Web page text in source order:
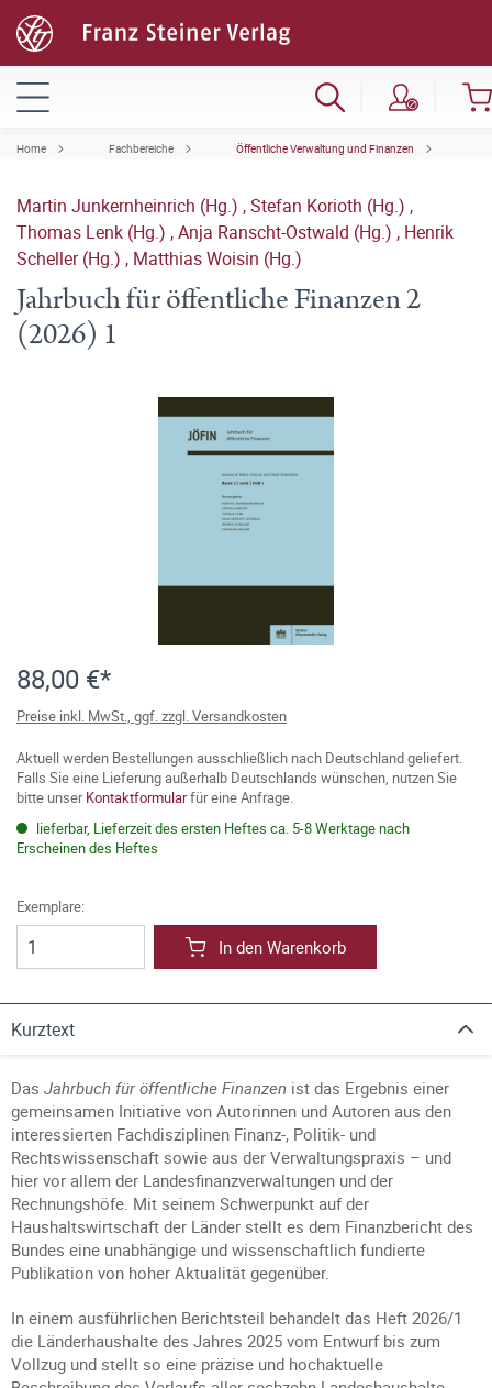
Home Fachbereiche Öffentliche Verwaltung und Finanzen
Martin Junkernheinrich (Hg.) ,Stefan Korioth (Hg.) ,
Thomas Lenk (Hg.) ,Anja Ranscht-Ostwald (Hg.) , Henrik
Scheller (Hg.) , Matthias Woisin (Hg.)
Jahrbuch für öffentliche Finanzen 2
(2026) 1
88,00 €*
Preise inkl. MwSt., ggf. zzgl. Versandkosten
Aktuell werden Bestellungen ausschließlich nach Deutschland geliefert.
Falls Sie eine Lieferung außerhalb Deutschlands wünschen, nutzen Sie
bitte unserKontaktformularfür eine Anfrage.
lieferbar, Lieferzeit des ersten Heftes ca. 5-8 Werktage nach
Erscheinen des Heftes
Exemplare:
In den Warenkorb
Kurztext
Das Jahrbuch für öffentliche Finanzen ist das Ergebnis einer
gemeinsamen Initiative von Autorinnen und Autoren aus den
interessierten Fachdisziplinen Finanz-, Politik- und
Rechtswissenschaft sowie aus der Verwaltungspraxis – und
hier vor allem der Landesfinanzverwaltungen und der
Rechnungshöfe. Mit seinem Schwerpunkt auf der
Haushaltswirtschaft der Länder stellt es dem Finanzbericht des
Bundes eine unabhängige und wissenschaftlich fundierte
Publikation von hoher Aktualität gegenüber.
In einem ausführlichen Berichtsteil behandelt das Heft 2026/1
die Länderhaushalte des Jahres 2025 vom Entwurf bis zum
Vollzug und stellt so eine präzise und hochaktuelle